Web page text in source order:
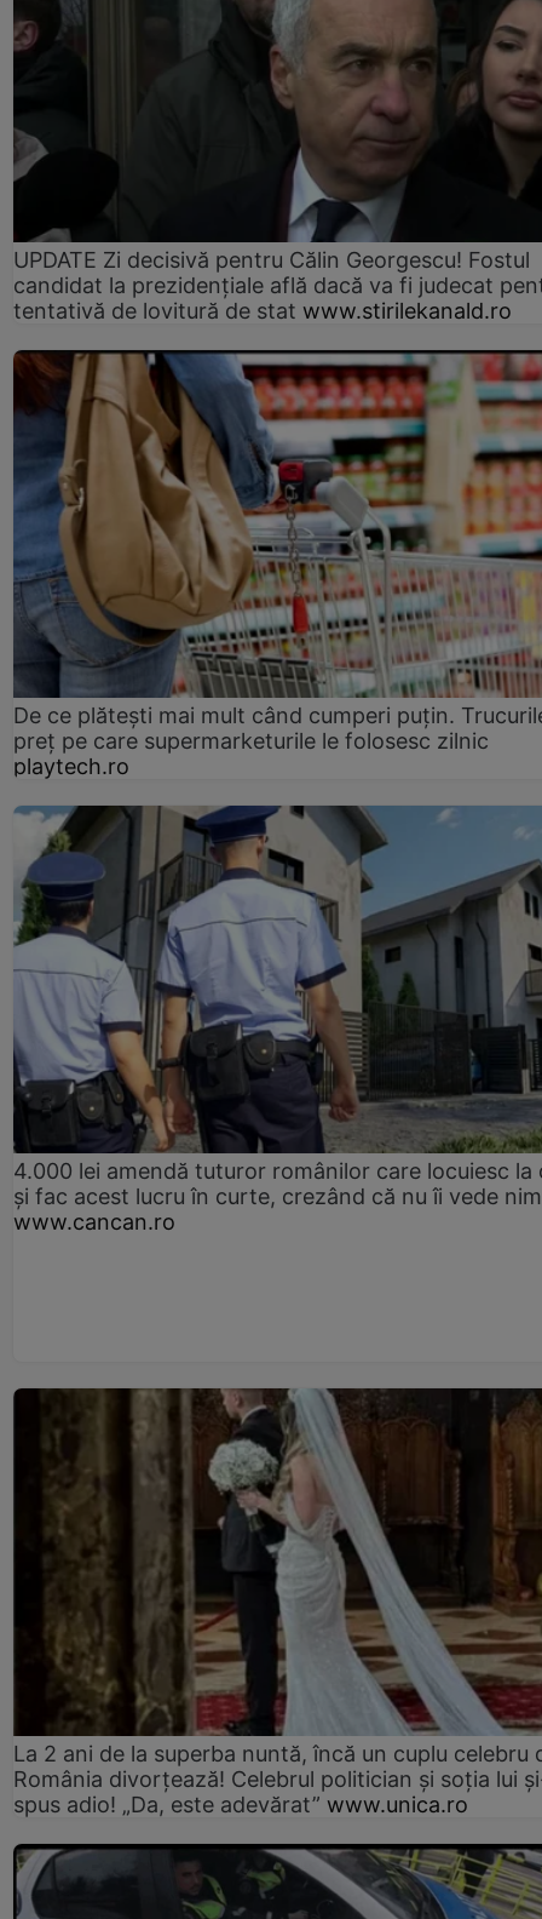
UPDATE Zi decisivă pentru Călin Georgescu! Fostul
candidat la prezidențiale află dacă va fi judecat
tentativă de lovitură de stat www.stirilekanald.ro
De ce plătești mai mult când cumperi puțin.
preț pe care supermarketurile le folosesc zilnic
playtech.ro
4.000 lei amendă tuturor românilor care locuiesc la
și fac acest lucru în curte, crezând că nu îi vede
www.cancan.ro
La 2 ani de la superba nuntă, încă un cuplu celebru
România divorțează! Celebrul politician și soția lui
spus adio! „Da, este adevărat” www.unica.ro